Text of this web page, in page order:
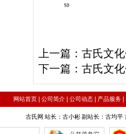
上一篇： 古氏文
下一篇： 古氏文
网站首页| 公司简介| 公司动态| 产品服务|
古氏网 站长：古小彬 副站长：古均